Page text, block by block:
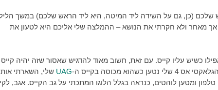
שלכם (כן, גם על השידה ליד המיטה, היא ליד הראש שלכם) במשך
מאחר ולא חקרתי את הנושא – ההמלצה שלי אליכם היא לטעון את
כשיש עליו קייס. עם זאת, חשוב מאוד להדגיש שאסור שזה יהיה
מכוסה בקייס ה-
UAG שלי, השארתי
ומטען לוהטים, כנראה בגלל הלוגו המתכתי על גב הקייס. אגב,